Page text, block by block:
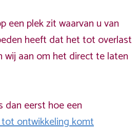
een plek zit waarvan u van
heeft dat het tot overlast
wij aan om het direct te laten
dan eerst hoe een
ontwikkeling komt